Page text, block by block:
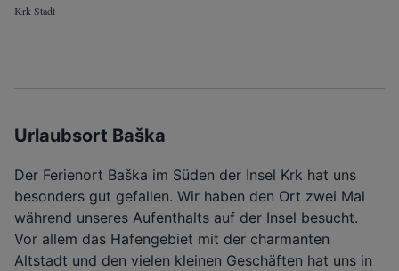
Krk Stadt
Urlaubsort Baška
Der Ferienort Baška im Süden der Insel Krk hat uns
besonders gut gefallen. Wir haben den Ort zwei Mal
während unseres Aufenthalts auf der Insel besucht.
Vor allem das Hafengebiet mit der charmanten
Altstadt und den vielen kleinen Geschäften hat uns in